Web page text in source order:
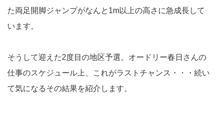
た両足開脚ジャンプがなんと1m以上の高さに急成長して
います。
そうして迎えた2度目の地区予選。オードリー春日さんの
仕事のスケジュール上、これがラストチャンス・・・続い
て気になるその結果を紹介します。